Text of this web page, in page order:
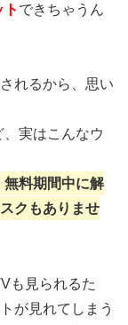
できちゃうん
されるから、思い
、実はこんなウ
無料期間中に解
クもありませ
も見られるた
が見れてしまう